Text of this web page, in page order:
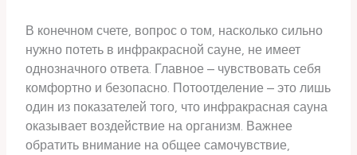
В конечном счете, вопрос о том, насколько сильно
нужно потеть в инфракрасной сауне, не имеет
однозначного ответа. Главное – чувствовать себя
комфортно и безопасно. Потоотделение – это лишь
один из показателей того, что инфракрасная сауна
оказывает воздействие на организм. Важнее
обратить внимание на общее самочувствие,